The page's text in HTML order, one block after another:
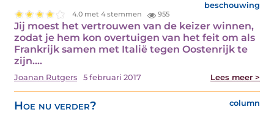
beschouwing
4.0 met 4 stemmen 955
Jij moest het vertrouwen van de keizer winnen,
zodat je hem kon overtuigen van het feit om als
Frankrijk samen met Italië tegen Oostenrijk te
zijn.…
Joanan Rutgers 5 februari 2017 Lees meer >
Hoe nu verder? column